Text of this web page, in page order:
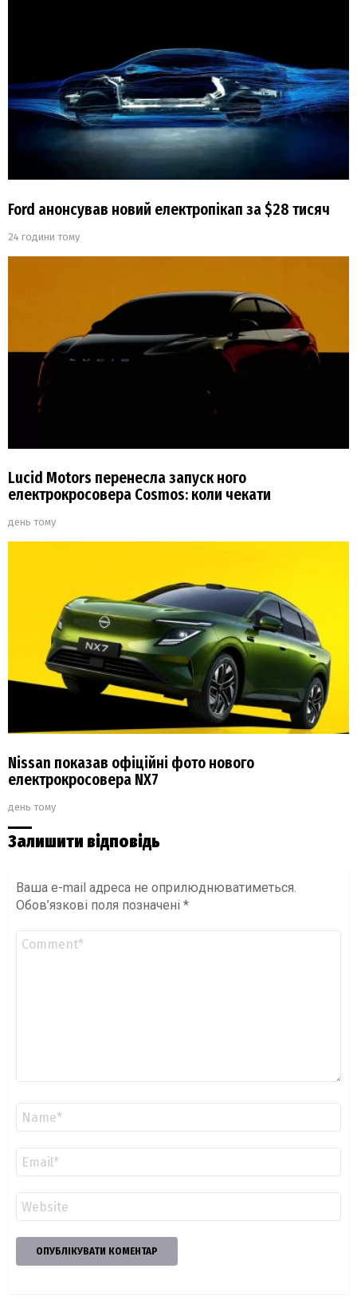
Ford анонсував новий електропікап за $28 тисяч
24 години тому
Lucid Motors перенесла запуск ного
електрокросовера Cosmos: коли чекати
день тому
Nissan показав офіційні фото нового
електрокросовера NX7
день тому
Залишити відповідь
Ваша e-mail адреса не оприлюднюватиметься.
Обов’язкові поля позначені *
Коментар